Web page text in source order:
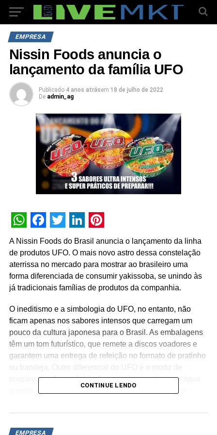
EMPRESA
Nissin Foods anuncia o
lançamento da família UFO
Publicado 4 anos atrásem 18 de julho de 2022
De admin_ag
WhatsApp
Facebook
Twitter
LinkedIn
Pinterest
A Nissin Foods do Brasil anuncia o lançamento da linha
de produtos UFO. O mais novo astro dessa constelação
aterrissa no mercado para mostrar ao brasileiro uma
forma diferenciada de consumir yakissoba, se unindo às
já tradicionais famílias de produtos da companhia.
O ineditismo e a simbologia do UFO, no entanto, não
ficam apenas nos sabores intensos que carregam um
pouco da cultura japonesa para o Brasil. As embalagens
têm um tom futurístico, que remete a discos voadores e
garantem uma entrega de refeição no formato de pratinho
ou bandeja. Outro diferencial do UFO é o modo de
preparo simples e rápido do prato: basta adicionar água
quente, escorrer após 3 a 5 minutos e acrescentar o
produto.
CONTINUE LENDO
EMPRESA